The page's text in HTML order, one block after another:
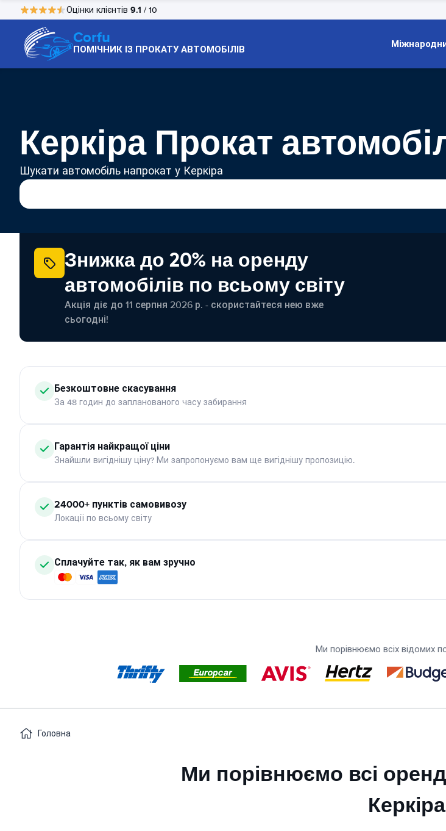
Оцінки клієнтів 9.1 / 10
Corfu
ПОМІЧНИК ІЗ ПРОКАТУ АВТОМОБІЛІВ
Керкіра Прокат
Шукати автомобіль напрокат у Керкіра
Знижка до 20% на оренду
автомобілів по всьому світу
Акція діє до 11 серпня 2026 р. - скористайтеся нею вже
сьогодні!
Безкоштовне скасування
За 48 годин до запланованого часу забирання
Гарантія найкращої ціни
Знайшли вигіднішу ціну? Ми запропонуємо вам ще вигіднішу пропозицію.
24000+ пунктів самовивозу
Локації по всьому світу
Сплачуйте так, як вам зручно
Ми порівнюємо всіх відомих
Головна
Ми порівнюємо всі